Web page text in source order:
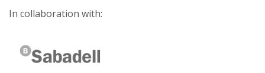
In collaboration with: